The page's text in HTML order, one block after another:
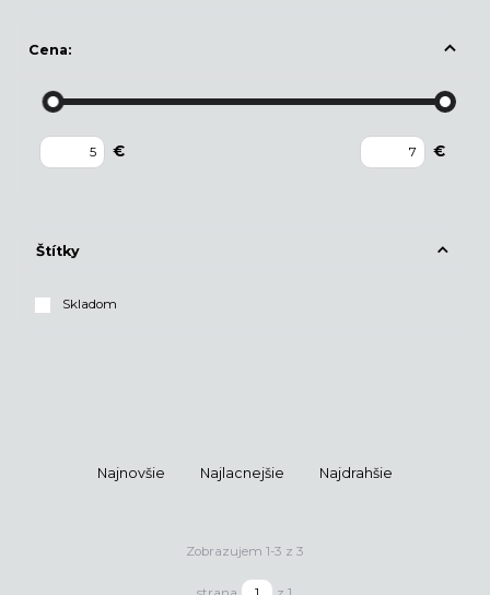
Cena:
€ €
Štítky
Skladom
Najnovšie Najlacnejšie Najdrahšie
Zobrazujem 1-3 z 3